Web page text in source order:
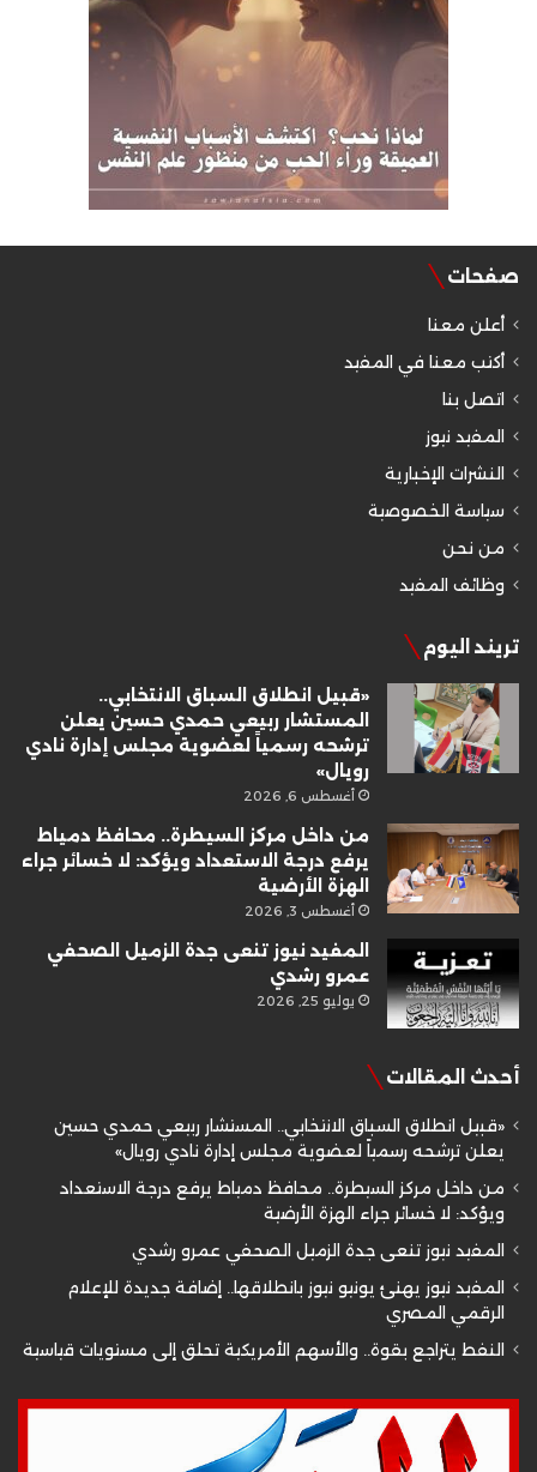
صفحات
أعلن معنا
أكتب معنا في المفيد
اتصل بنا
المفيد نيوز
النشرات الإخبارية
سياسة الخصوصية
من نحن
وظائف المفيد
تريند اليوم
«قبيل انطلاق السباق الانتخابي..
المستشار ربيعي حمدي حسين يعلن
ترشحه رسمياً لعضوية مجلس إدارة نادي
رويال»
أغسطس 6, 2026
من داخل مركز السيطرة.. محافظ دمياط
يرفع درجة الاستعداد ويؤكد: لا خسائر جراء
الهزة الأرضية
أغسطس 3, 2026
المفيد نيوز تنعى جدة الزميل الصحفي
عمرو رشدي
يوليو 25, 2026
أحدث المقالات
«قبيل انطلاق السباق الانتخابي.. المستشار ربيعي حمدي حسين
يعلن ترشحه رسمياً لعضوية مجلس إدارة نادي رويال»
من داخل مركز السيطرة.. محافظ دمياط يرفع درجة الاستعداد
ويؤكد: لا خسائر جراء الهزة الأرضية
المفيد نيوز تنعى جدة الزميل الصحفي عمرو رشدي
المفيد نيوز يهنئ يونيو نيوز بانطلاقها.. إضافة جديدة للإعلام
الرقمي المصري
النفط يتراجع بقوة.. والأسهم الأمريكية تحلق إلى مستويات قياسية